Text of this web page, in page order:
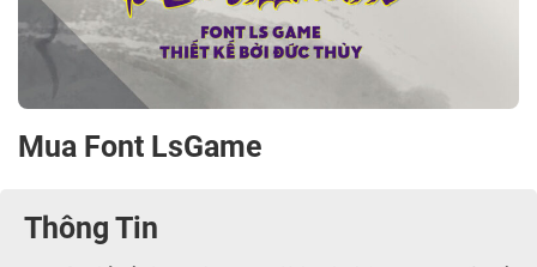
Mua Font LsGame
Thông Tin